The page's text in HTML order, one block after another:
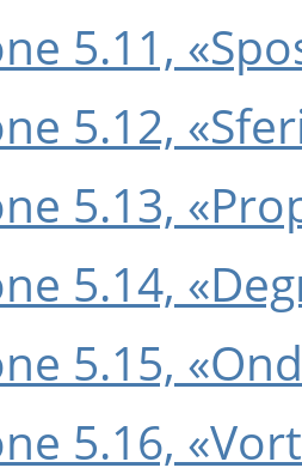
5.11,
5.12,
5.13,
5.14,
5.15,
5.16,